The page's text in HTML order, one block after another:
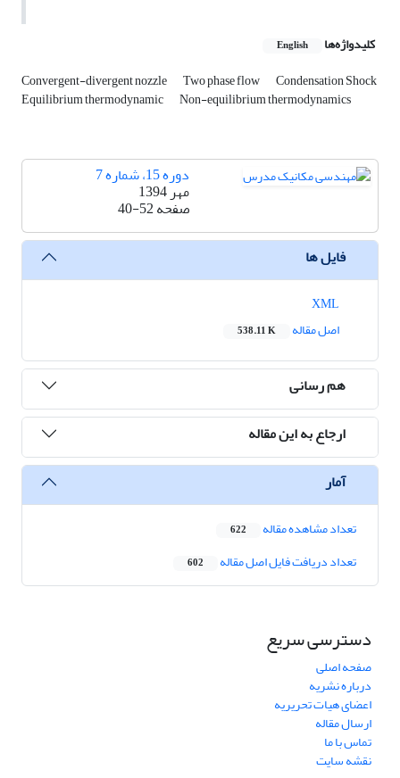
کلیدواژه‌ها English
Convergent-divergent nozzle Two phase flow Condensation Shock
Equilibrium thermodynamic Non-equilibrium thermodynamics
دوره 15، شماره 7
مهر 1394
صفحه40-52
فایل ها
اصل مقاله
538.11 K
هم رسانی
ارجاع به این مقاله
آمار
تعداد مشاهده مقاله 622
تعداد دریافت فایل اصل مقاله 602
دسترسی سریع
صفحه اصلی
درباره نشریه
اعضای هیات تحریریه
ارسال مقاله
تماس با ما
نقشه سایت